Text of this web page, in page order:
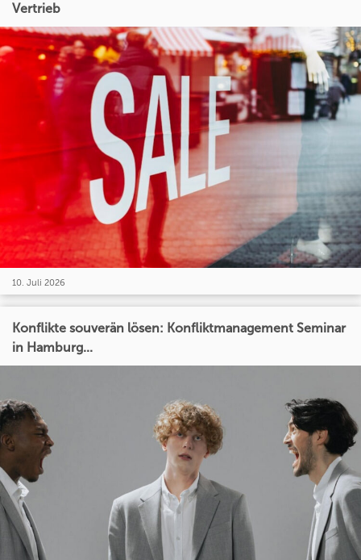
Vertrieb
10. Juli 2026
Konflikte souverän lösen: Konfliktmanagement Seminar
in Hamburg...